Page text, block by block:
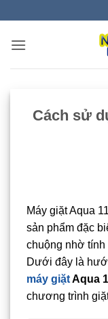
nội
Cách sử
Máy giặt Aqua
sản phẩm đặc
chuộng nhờ
Dưới đây là
máy giặtAqua
chương trình